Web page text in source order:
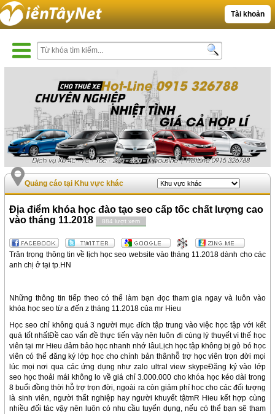
Tài khoản
Quảng cáo tại Khu vực khác
Địa điểm khóa học đào tạo seo cấp tốc chất lượng cao
vào tháng 11.2018
884 lượt xem
Trân trọng thông tin về lịch học seo website vào tháng 11.2018 dành cho các
anh chị ở tại tp.HN
Những thông tin tiếp theo có thể làm bạn đọc tham gia ngay và luôn vào
khóa học seo từ a đến z tháng 11.2018 của mr Hieu
Học seo chỉ không quá 3 người mục đích tập trung vào việc học tập với kết
quả tốt nhấtĐề cao vấn đề thực tiến vậy nên luôn đi cùng lý thuyết vì thế học
viên tại mr Hieu đảm bảo học nhanh nhớ lâuLịch học tập không bị gò bó học
viên có thể đăng ký lớp học cho chính bản thânhỗ trợ học viên trọn đời mọi
lúc mọi nơi qua các ứng dụng như zalo ultral view skypeĐăng ký vào lớp
seo học thoải mái không lo về giá chỉ 3.000.000 cho khóa học kéo dài trong
8 buổi đồng thời hỗ trợ trọn đời, ngoài ra còn giảm phí học cho các đối tượng
là sinh viên, người thất nghiệp hay người khuyết tậtmR Hieu kết hợp cùng
nhiều đối tác vậy nên luôn có nhu cầu tuyển dụng, nếu có thể bạn sẽ tham